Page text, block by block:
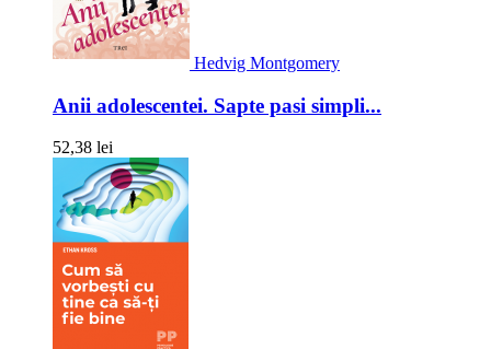
Hedvig Montgomery
Anii adolescentei. Sapte pasi simpli...
52,38 lei